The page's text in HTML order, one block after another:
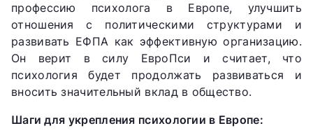
профессию психолога в Европе, улучшить
отношения с политическими структурами и
развивать ЕФПА как эффективную организацию.
Он верит в силу ЕвроПси и считает, что
психология будет продолжать развиваться и
вносить значительный вклад в общество.
Шаги для укрепления психологии в Европе: